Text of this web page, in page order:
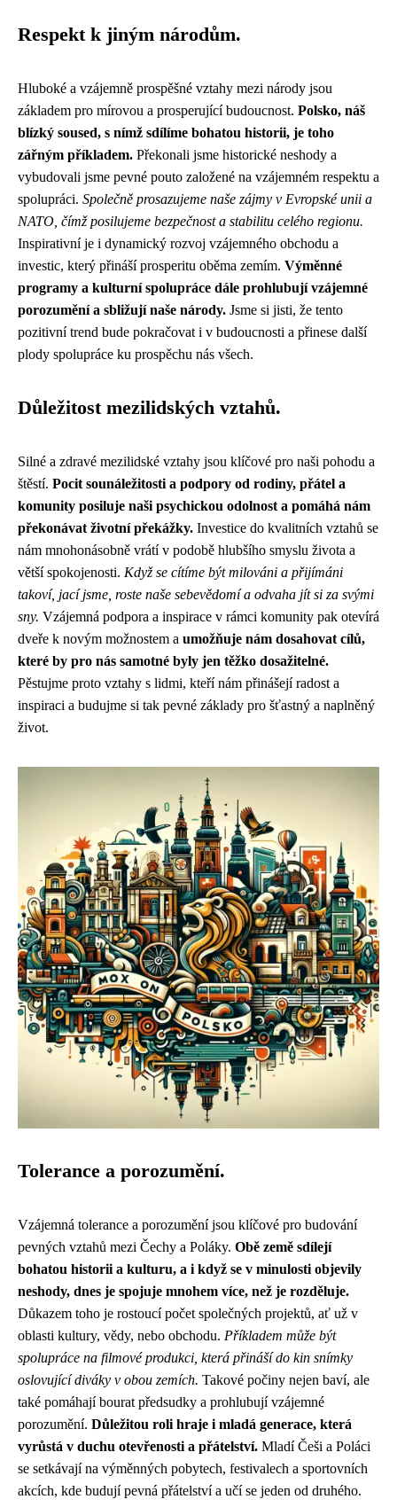
Respekt k jiným národům.
Hluboké a vzájemně prospěšné vztahy mezi národy jsou
základem pro mírovou a prosperující budoucnost. Polsko, náš
blízký soused, s nímž sdílíme bohatou historii, je toho
zářným příkladem. Překonali jsme historické neshody a
vybudovali jsme pevné pouto založené na vzájemném respektu a
spolupráci. Společně prosazujeme naše zájmy v Evropské unii a
NATO, čímž posilujeme bezpečnost a stabilitu celého regionu.
Inspirativní je i dynamický rozvoj vzájemného obchodu a
investic, který přináší prosperitu oběma zemím. Výměnné
programy a kulturní spolupráce dále prohlubují vzájemné
porozumění a sbližují naše národy. Jsme si jisti, že tento
pozitivní trend bude pokračovat i v budoucnosti a přinese další
plody spolupráce ku prospěchu nás všech.
Důležitost mezilidských vztahů.
Silné a zdravé mezilidské vztahy jsou klíčové pro naši pohodu a
štěstí. Pocit sounáležitosti a podpory od rodiny, přátel a
komunity posiluje naši psychickou odolnost a pomáhá nám
překonávat životní překážky. Investice do kvalitních vztahů se
nám mnohonásobně vrátí v podobě hlubšího smyslu života a
větší spokojenosti. Když se cítíme být milováni a přijímáni
takoví, jací jsme, roste naše sebevědomí a odvaha jít si za svými
sny. Vzájemná podpora a inspirace v rámci komunity pak otevírá
dveře k novým možnostem a umožňuje nám dosahovat cílů,
které by pro nás samotné byly jen těžko dosažitelné.
Pěstujme proto vztahy s lidmi, kteří nám přinášejí radost a
inspiraci a budujme si tak pevné základy pro šťastný a naplněný
život.
Tolerance a porozumění.
Vzájemná tolerance a porozumění jsou klíčové pro budování
pevných vztahů mezi Čechy a Poláky. Obě země sdílejí
bohatou historii a kulturu, a i když se v minulosti objevily
neshody, dnes je spojuje mnohem více, než je rozděluje.
Důkazem toho je rostoucí počet společných projektů, ať už v
oblasti kultury, vědy, nebo obchodu. Příkladem může být
spolupráce na filmové produkci, která přináší do kin snímky
oslovující diváky v obou zemích. Takové počiny nejen baví, ale
také pomáhají bourat předsudky a prohlubují vzájemné
porozumění. Důležitou roli hraje i mladá generace, která
vyrůstá v duchu otevřenosti a přátelství. Mladí Češi a Poláci
se setkávají na výměnných pobytech, festivalech a sportovních
akcích, kde budují pevná přátelství a učí se jeden od druhého.